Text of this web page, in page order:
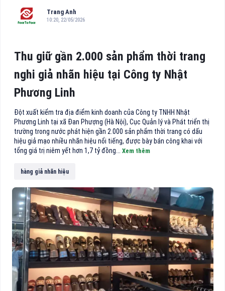
Trang Anh
10:20, 22/05/2026
Thu giữ gần 2.000 sản phẩm thời trang
nghi giả nhãn hiệu tại Công ty Nhật
Phương Linh
Đột xuất kiểm tra địa điểm kinh doanh của Công ty TNHH Nhật
Phương Linh tại xã Đan Phượng (Hà Nội), Cục Quản lý và Phát triển thị
trường trong nước phát hiện gần 2.000 sản phẩm thời trang có dấu
hiệu giả mạo nhiều nhãn hiệu nổi tiếng, được bày bán công khai với
tổng giá trị niêm yết hơn 1,7 tỷ đồng... Xem thêm
hàng giả nhãn hiệu